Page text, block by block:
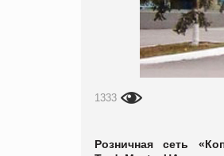
1333
Розничная сеть